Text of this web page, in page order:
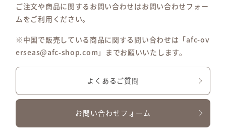
ご注文や商品に関するお問い合わせはお問い合わせフォー
ムをご利用ください。
※中国で販売している商品に関する問い合わせは「afc-ov
erseas@afc-shop.com」までお願いいたします。
よくあるご質問
お問い合わせフォーム